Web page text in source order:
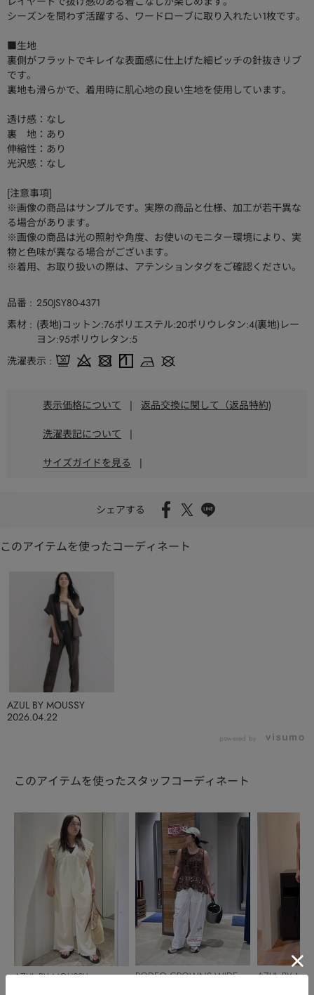
シーズンを問わず活躍する、ワードローブに取り入れたい1枚です。
■生地
裏側がフラットでキレイな表面感に仕上げた細ピッチの針抜きリブ
です。
裏地も滑らかで、着用時に肌心地の良い生地を使用しています。
透け感：なし
裏 地：あり
伸縮性：あり
光沢感：なし
[注意事項]
※画像の商品はサンプルです。実際の商品と仕様、加工が若干異な
る場合があります。
※画像の商品は光の照射や角度、お使いのモニター環境により、実
物と色味が異なる場合がございます。
※着用、お取り扱いの際は、アテンションタグをご確認ください。
品番
250JSY80-4371
素材
(表地)コットン:76ポリエステル:20ポリウレタン:4(裏地)レー
ヨン:95ポリウレタン:5
洗濯表示
表示価格について | 返品交換に関して（返品特約)
洗濯表記について |
サイズガイドを見る |
シェアする
このアイテムを使ったコーディネート
2026.04.22
AZUL BY MOUSSY
powered by
このアイテムを使ったスタッフコーディネート
AZUL BY MOUSSY
RODEO CROWNS WIDE
AZUL BY